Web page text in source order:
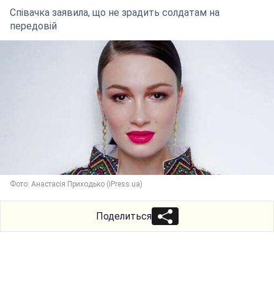
Співачка заявила, що не зрадить солдатам на
передовій
Фото: Анастасія Приходько (iPress.ua)
Поделиться